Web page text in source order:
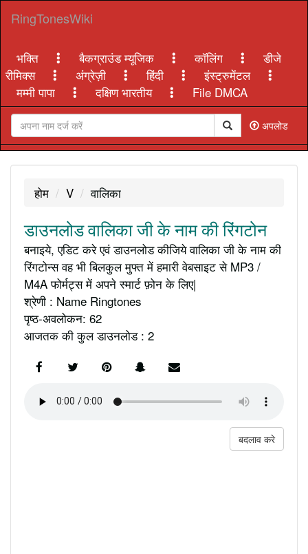
RingTonesWiki
भक्ति बैकग्राउंड म्यूजिक कॉलिंग
डीजे
रीमिक्स
अंग्रेज़ी हिंदी
इंस्ट्रुमेंटल
मम्मी पापा
दक्षिण भारतीय File DMCA
अपलोड
होम V वालिका
डाउनलोड वालिका जी के नाम की रिंगटोन
बनाइये, एडिट करे एवं डाउनलोड कीजिये वालिका जी के नाम की
रिंगटोन्स वह भी बिलकुल मुफ्त में हमारी वेबसाइट से MP3 /
M4A फोर्मट्स में अपने स्मार्ट फ़ोन के लिए|
श्रेणी : Name Ringtones
पृष्ठ-अवलोकन: 62
आजतक की कुल डाउनलोड : 2
बदलाव करे